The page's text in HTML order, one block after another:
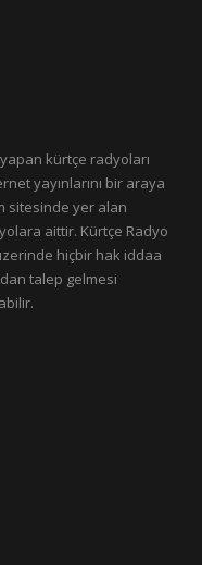
kürtçe radyoları
yayınlarını bir araya
sitesinde yer alan
aittir. Kürtçe Radyo
hiçbir hak iddaa
talep gelmesi